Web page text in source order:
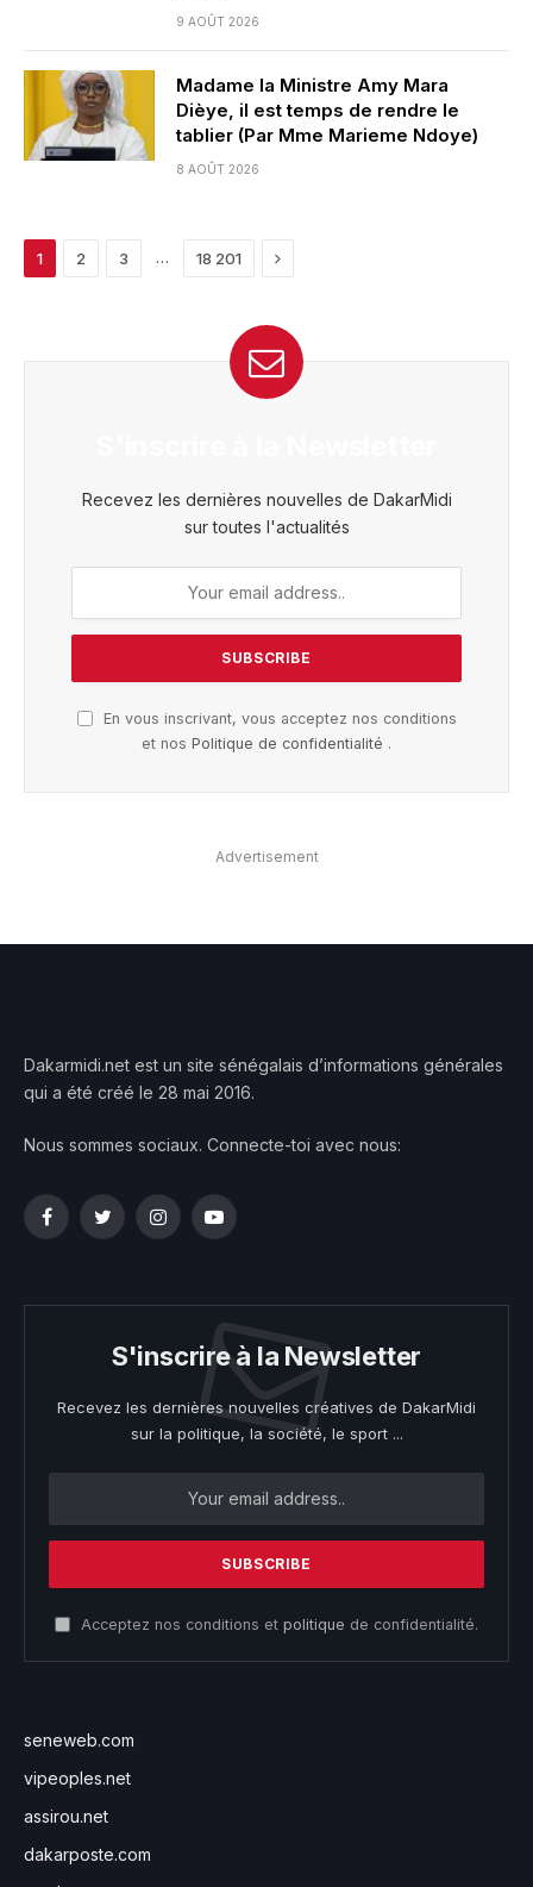
9 AOÛT 2026
Madame la Ministre Amy Mara
Dièye, il est temps de rendre le
tablier (Par Mme Marieme Ndoye)
8 AOÛT 2026
1 2 3 … 18 201 Next
Recevez les dernières nouvelles de DakarMidi
sur toutes l'actualités
En vous inscrivant, vous acceptez nos conditions
et nos Politique de confidentialité .
Advertisement
Dakarmidi.net est un site sénégalais d’informations générales
qui a été créé le 28 mai 2016.
Nous sommes sociaux. Connecte-toi avec nous:
FacebookTwitterInstagramYouTube
S'inscrire à la Newsletter
Recevez les dernières nouvelles créatives de DakarMidi
sur la politique, la société, le sport ...
Acceptez nos conditions et politique de confidentialité.
seneweb.com
vipeoples.net
assirou.net
dakarposte.com